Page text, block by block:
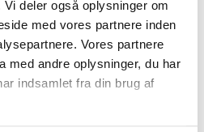
deler også oplysninger om
med vores partnere inden
Vores partnere
med andre oplysninger, du har
indsamlet fra din brug af
Madsen
direktør
28 88 18 77
bma@bl.dk